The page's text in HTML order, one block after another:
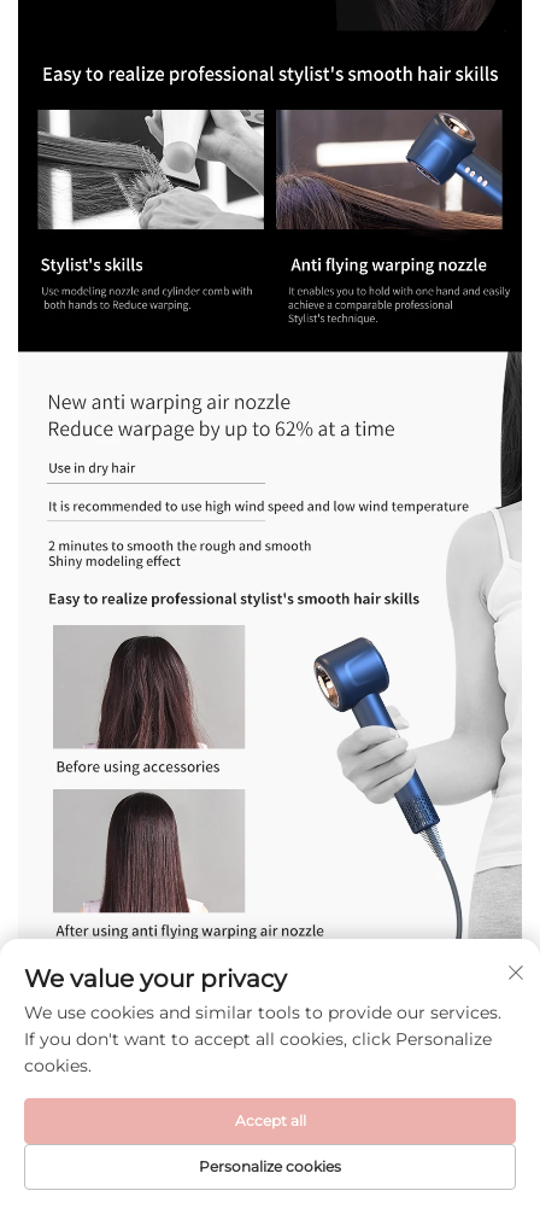
ГЛАВНАЯ
ЭЛЕКТРОННАЯ
We value your privacy
We use cookies and similar tools to provide our services.
If you don't want to accept all cookies, click Personalize
cookies.
Personalize cookies
Accept all